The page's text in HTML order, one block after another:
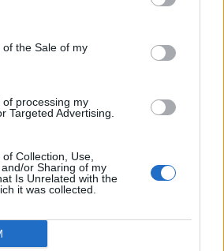
the Sale of my
processing my
Targeted Advertising.
Collection, Use,
or Sharing of my
Is Unrelated with the
it was collected.
Το ιδανικότερο κουρκούτι
μπακαλιάρο
22 Μαρτίου 2021